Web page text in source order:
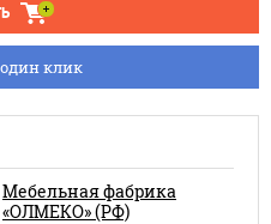
клик
Мебельная фабрика
«ОЛМЕКО» (РФ)